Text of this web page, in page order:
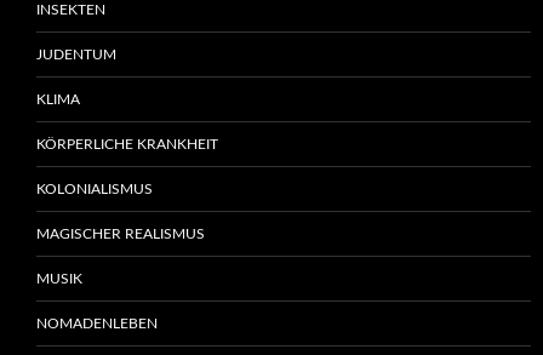
INSEKTEN
JUDENTUM
KLIMA
KÖRPERLICHE KRANKHEIT
KOLONIALISMUS
MAGISCHER REALISMUS
MUSIK
NOMADENLEBEN